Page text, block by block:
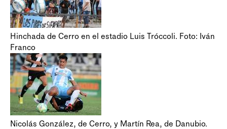
Hinchada de Cerro en el estadio Luis Tróccoli. Foto: Iván
Franco
Nicolás González, de Cerro, y Martín Rea, de Danubio.